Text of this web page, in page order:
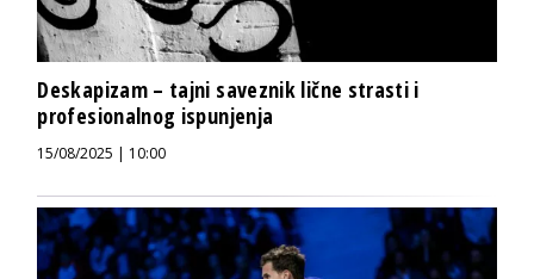
Deskapizam – tajni saveznik lične strasti i
profesionalnog ispunjenja
15/08/2025 | 10:00